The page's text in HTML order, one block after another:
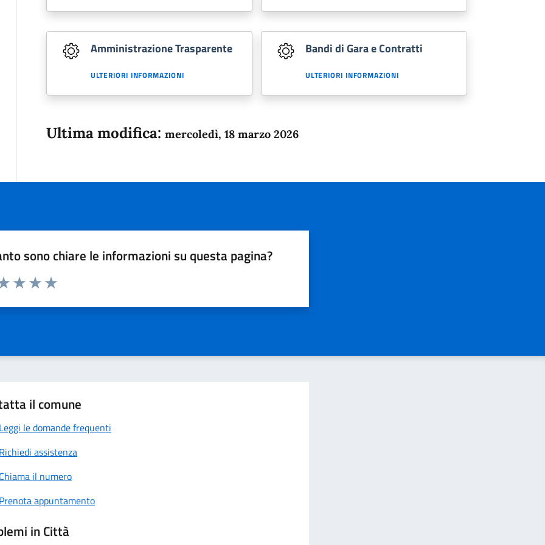
Amministrazione Trasparente
ULTERIORI INFORMAZIONI
Bandi di Gara e Contratti
ULTERIORI INFORMAZIONI
Ultima modifica: mercoledì, 18 marzo 2026
sono chiare le informazioni su questa pagina?
1 a 5 stelle la pagina
il comune
le domande frequenti
assistenza
il numero
appuntamento
in Città